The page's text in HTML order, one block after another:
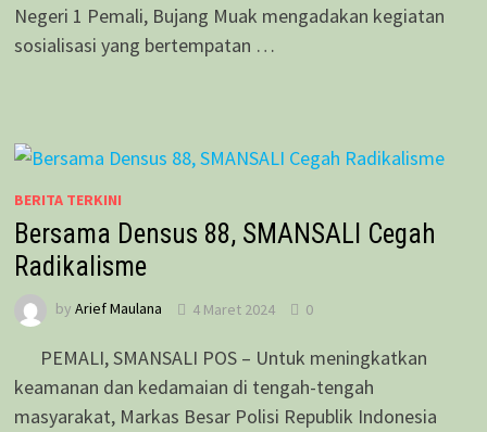
Negeri 1 Pemali, Bujang Muak mengadakan kegiatan
sosialisasi yang bertempatan …
BERITA TERKINI
Bersama Densus 88, SMANSALI Cegah
Radikalisme
by Arief Maulana 4 Maret 2024 0
PEMALI, SMANSALI POS – Untuk meningkatkan
keamanan dan kedamaian di tengah-tengah
masyarakat, Markas Besar Polisi Republik Indonesia